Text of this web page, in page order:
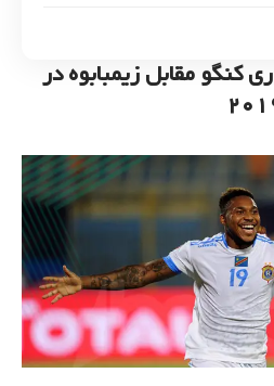
کنگو مقابل زیمبابوه در